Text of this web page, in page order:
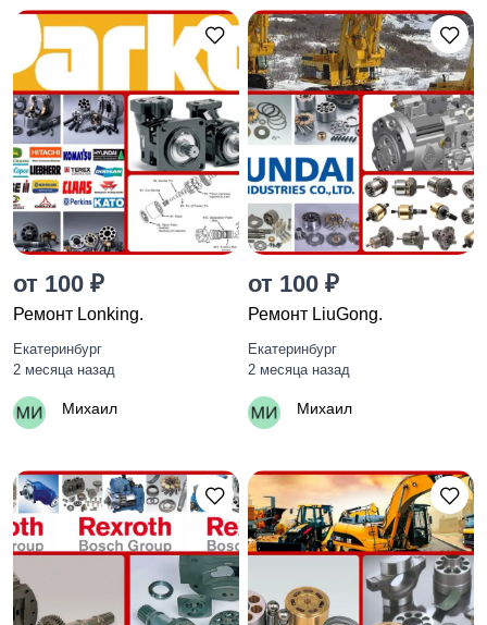
от 100 ₽
Ремонт Lonking.
Екатеринбург
2 месяца назад
Михаил
от 100 ₽
Ремонт LiuGong.
Екатеринбург
2 месяца назад
Михаил